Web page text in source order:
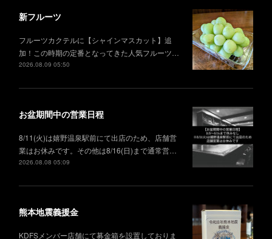
新フルーツ
フルーツカクテルに【シャインマスカット】追
加！この時期の定番となってきた人気フルーツ…
2026.08.09 05:50
お盆期間中の営業日程
8/11(火)は嬉野温泉駅前にて出店のため、店舗営
業はお休みです。その他は8/16(日)まで通常営…
2026.08.08 05:09
熊本地震義援金
KDFSメンバー店舗にて募金箱を設置しておりま